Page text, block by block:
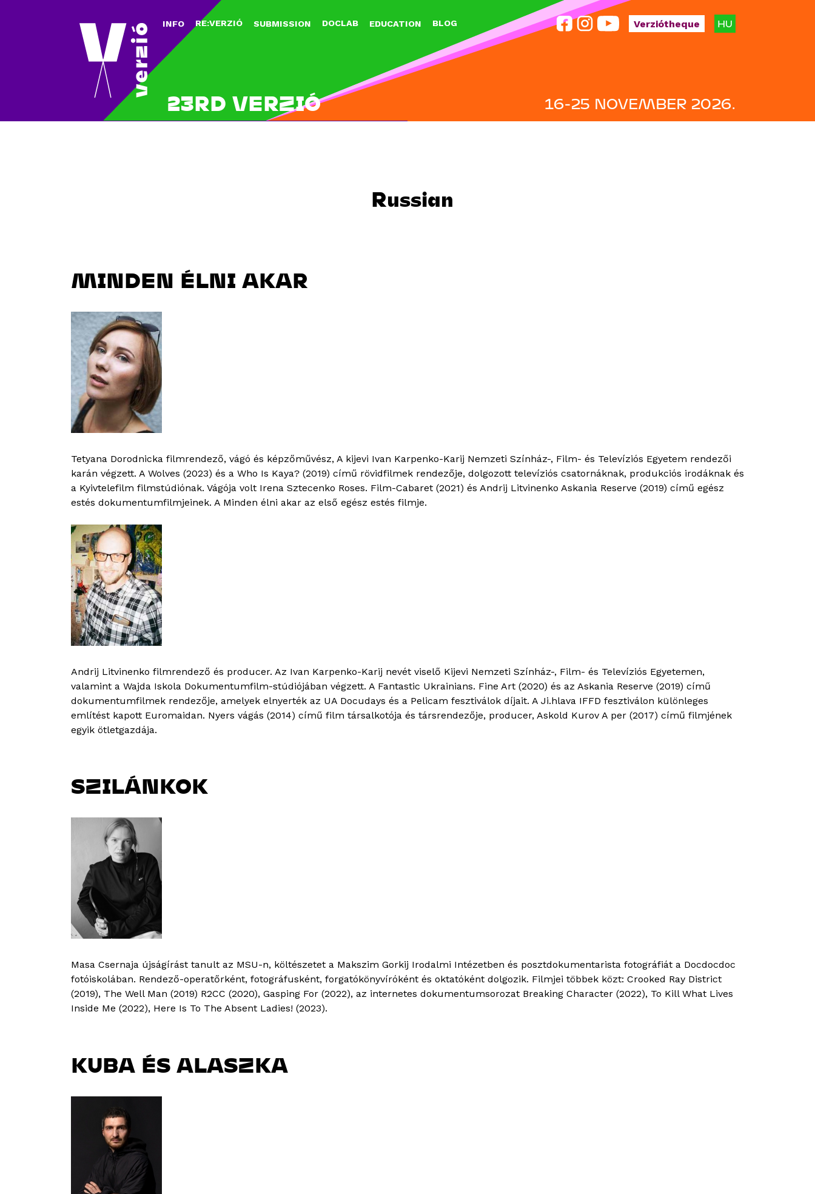
INFO RE:VERZIÓ SUBMISSION DOCLAB EDUCATION BLOG HU
23RD VERZIÓ 16-25 NOVEMBER 2026.
Verziótheque
Russian
MINDEN ÉLNI AKAR
Tetyana Dorodnicka filmrendező, vágó és képzőművész, A kijevi Ivan Karpenko-Karij Nemzeti Színház-, Film- és Televíziós Egyetem rendezői
karán végzett. A Wolves (2023) és a Who Is Kaya? (2019) című rövidfilmek rendezője, dolgozott televíziós csatornáknak, produkciós irodáknak és
a Kyivtelefilm filmstúdiónak. Vágója volt Irena Sztecenko Roses. Film-Cabaret (2021) és Andrij Litvinenko Askania Reserve (2019) című egész
estés dokumentumfilmjeinek. A Minden élni akar az első egész estés filmje.
Andrij Litvinenko filmrendező és producer. Az Ivan Karpenko-Karij nevét viselő Kijevi Nemzeti Színház-, Film- és Televíziós Egyetemen,
valamint a Wajda Iskola Dokumentumfilm-stúdiójában végzett. A Fantastic Ukrainians. Fine Art (2020) és az Askania Reserve (2019) című
dokumentumfilmek rendezője, amelyek elnyerték az UA Docudays és a Pelicam fesztiválok díjait. A Ji.hlava IFFD fesztiválon különleges
említést kapott Euromaidan. Nyers vágás (2014) című film társalkotója és társrendezője, producer, Askold Kurov A per (2017) című filmjének
egyik ötletgazdája.
SZILÁNKOK
Masa Csernaja újságírást tanult az MSU-n, költészetet a Makszim Gorkij Irodalmi Intézetben és posztdokumentarista fotográfiát a Docdocdoc
fotóiskolában. Rendező-operatőrként, fotográfusként, forgatókönyvíróként és oktatóként dolgozik. Filmjei többek közt: Crooked Ray District
(2019), The Well Man (2019) R2CC (2020), Gasping For (2022), az internetes dokumentumsorozat Breaking Character (2022), To Kill What Lives
Inside Me (2022), Here Is To The Absent Ladies! (2023).
KUBA ÉS ALASZKA